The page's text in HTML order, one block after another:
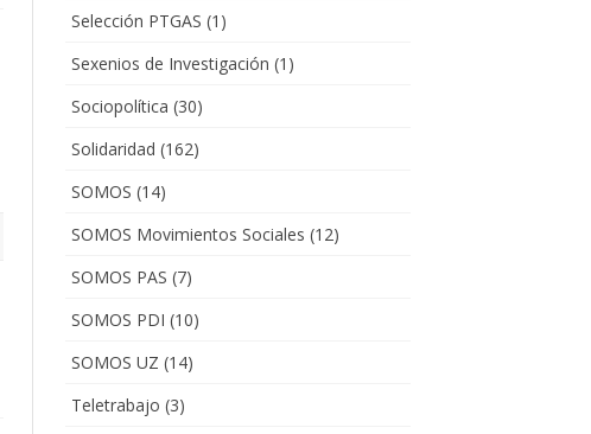
Selección PTGAS (1)
Sexenios de Investigación (1)
Sociopolítica (30)
Solidaridad (162)
SOMOS (14)
SOMOS Movimientos Sociales (12)
SOMOS PAS (7)
SOMOS PDI (10)
SOMOS UZ (14)
Teletrabajo (3)